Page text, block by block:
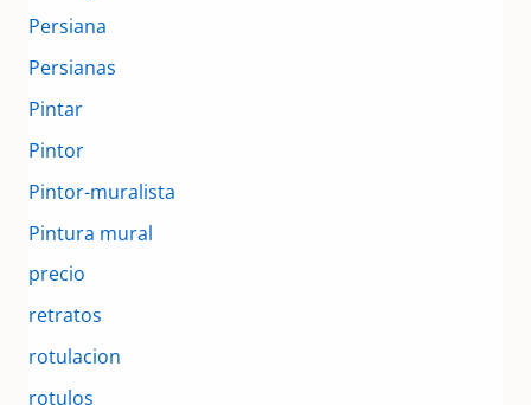
Persiana
Persianas
Pintar
Pintor
Pintor-muralista
Pintura mural
precio
retratos
rotulacion
rotulos